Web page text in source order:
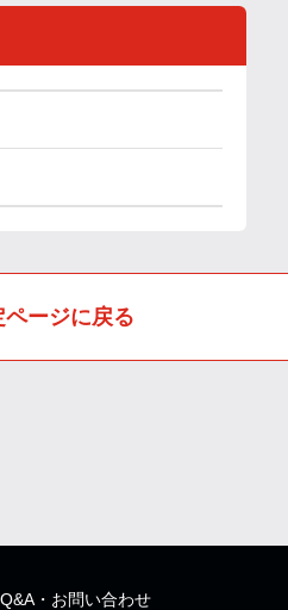
ージに戻る
Q&A・お問い合わせ